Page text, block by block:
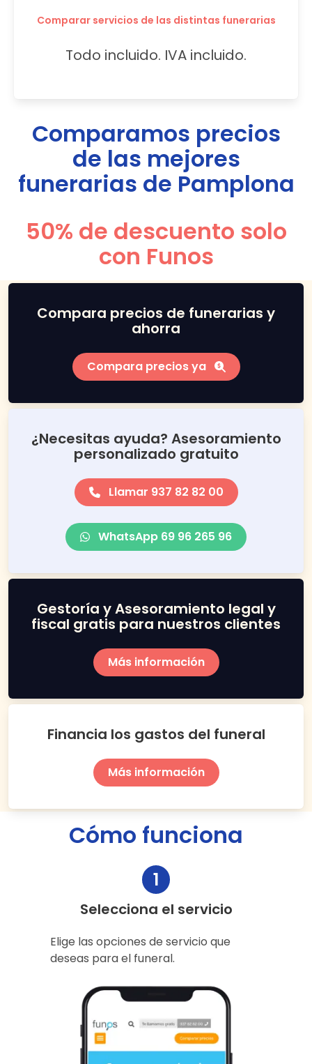
Comparar servicios de las distintas funerarias
Todo incluido. IVA incluido.
Comparamos precios
de las mejores
funerarias de Pamplona
50% de descuento solo
con Funos
Compara precios de funerarias y
ahorra
Compara precios ya
¿Necesitas ayuda? Asesoramiento
personalizado gratuito
Llamar 937 82 82 00
WhatsApp 69 96 265 96
Gestoría y Asesoramiento legal y
fiscal gratis para nuestros clientes
Más información
Financia los gastos del funeral
Más información
Cómo funciona
1
Selecciona el servicio
Elige las opciones de servicio que
deseas para el funeral.